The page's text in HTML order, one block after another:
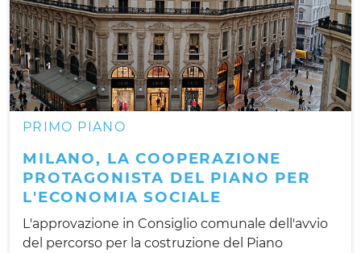
PRIMO PIANO
MILANO, LA COOPERAZIONE
PROTAGONISTA DEL PIANO PER
L'ECONOMIA SOCIALE
L'approvazione in Consiglio comunale dell'avvio
del percorso per la costruzione del Piano